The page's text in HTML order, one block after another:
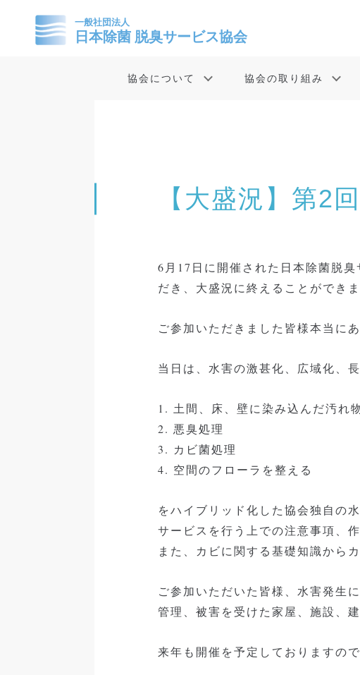
協会について 協会の取り組み
【大盛況】第2
6月17日に開催された日本除菌脱
だき、大盛況に終えることができま
ご参加いただきました皆様本当に
当日は、水害の激甚化、広域化、
1. 土間、床、壁に染み込んだ汚れ
2. 悪臭処理
3. カビ菌処理
4. 空間のフローラを整える
をハイブリッド化した協会独自の
サービスを行う上での注意事項、
また、カビに関する基礎知識から
ご参加いただいた皆様、水害発生
管理、被害を受けた家屋、施設、
来年も開催を予定しておりますの